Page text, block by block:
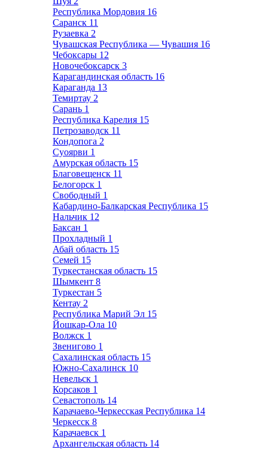
Республика Мордовия 16
Саранск 11
Рузаевка 2
Чувашская Республика — Чувашия 16
Чебоксары 12
Новочебоксарск 3
Карагандинская область 16
Караганда 13
Темиртау 2
Сарань 1
Республика Карелия 15
Петрозаводск 11
Кондопога 2
Суоярви 1
Амурская область 15
Благовещенск 11
Белогорск 1
Свободный 1
Кабардино-Балкарская Республика 15
Нальчик 12
Баксан 1
Прохладный 1
Абай область 15
Семей 15
Туркестанская область 15
Шымкент 8
Туркестан 5
Кентау 2
Республика Марий Эл 15
Йошкар-Ола 10
Волжск 1
Звенигово 1
Сахалинская область 15
Южно-Сахалинск 10
Невельск 1
Корсаков 1
Севастополь 14
Карачаево-Черкесская Республика 14
Черкесск 8
Карачаевск 1
Архангельская область 14